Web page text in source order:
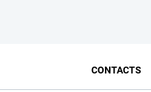
CONTACTS